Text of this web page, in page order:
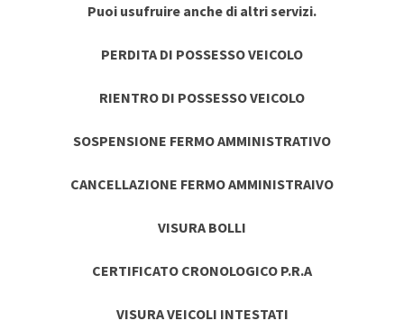
Puoi usufruire anche di altri servizi.
PERDITA DI POSSESSO VEICOLO
RIENTRO DI POSSESSO VEICOLO
SOSPENSIONE FERMO AMMINISTRATIVO
CANCELLAZIONE FERMO AMMINISTRAIVO
VISURA BOLLI
CERTIFICATO CRONOLOGICO P.R.A
VISURA VEICOLI INTESTATI